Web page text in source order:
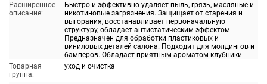
Расширенное
описание:
Быстро и эффективно удаляет пыль, грязь, масляные и
никотиновые загрязнения. Защищает от старения и
выгорания, восстанавливает первоначальную
структуру, обладает антистатическим эффектом.
Предназначен для обработки пластиковых и
виниловых деталей салона. Подходит для молдингов и
бамперов. Обладает приятным ароматом клубники.
Товарная
группа:
уход и очистка